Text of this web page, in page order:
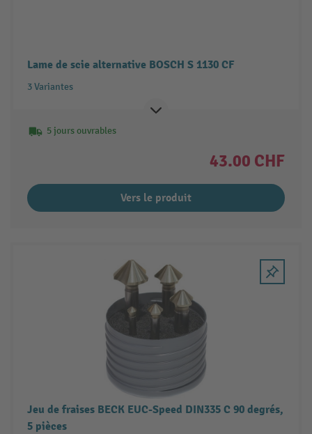
Lame de scie alternative BOSCH S 1130 CF
3 Variantes
5 jours ouvrables
43.00 CHF
Vers le produit
Jeu de fraises BECK EUC-Speed DIN335 C 90 degrés,
5 pièces